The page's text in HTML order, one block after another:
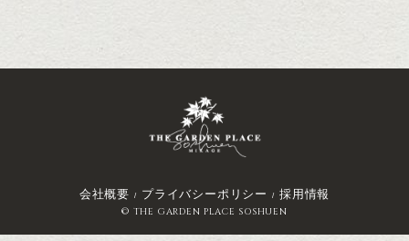
会社概要 プライバシーポリシー 採用情報
© THE GARDEN PLACE SOSHUEN